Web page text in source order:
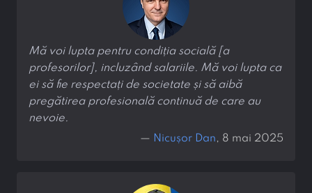
Mă voi lupta pentru condiția socială [a
profesorilor], incluzând salariile. Mă voi lupta ca
ei să fie respectați de societate și să aibă
pregătirea profesională continuă de care au
nevoie.
— Nicușor Dan, 8 mai 2025